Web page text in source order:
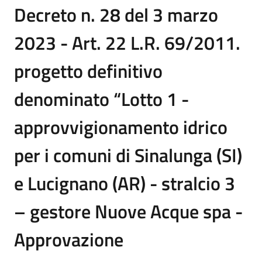
Decreto n. 28 del 3 marzo
2023 - Art. 22 L.R. 69/2011.
progetto definitivo
denominato “Lotto 1 -
approvvigionamento idrico
per i comuni di Sinalunga (SI)
e Lucignano (AR) - stralcio 3
– gestore Nuove Acque spa -
Approvazione